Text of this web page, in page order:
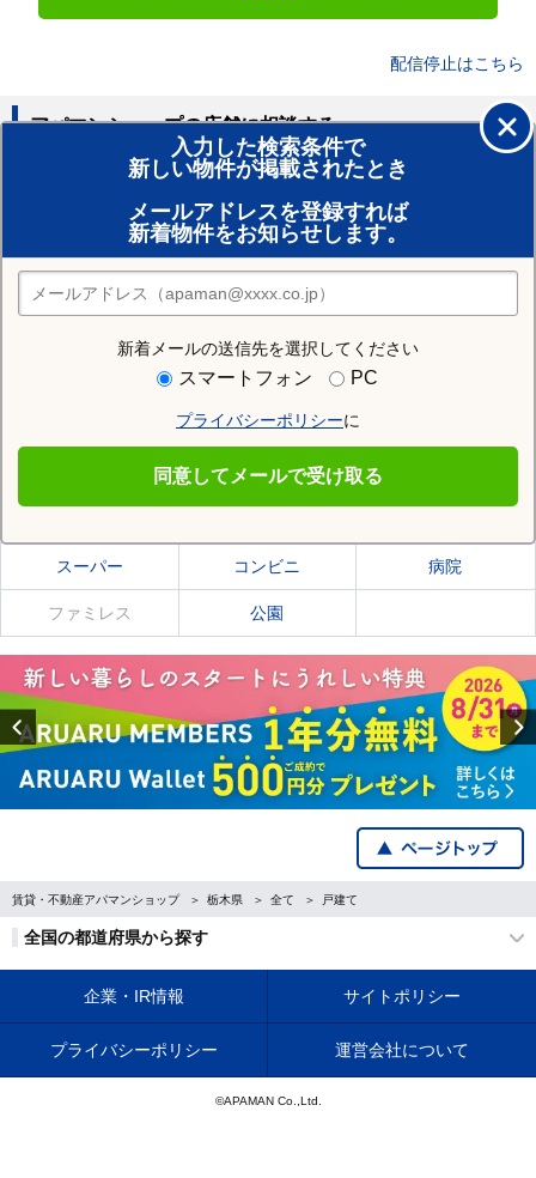
配信停止はこちら
入力した検索条件で
新しい物件が掲載されたとき
メールアドレスを登録すれば
新着物件をお知らせします。
新着メールの送信先を選択してください
スマートフォン PC
プライバシーポリシーに
同意してメールで受け取る
アパマンショップの店舗に相談する
賃貸のプロがお部屋探し！
おまかせ物件リクエスト
住みたい街の店舗を探す
店舗検索
住む街研究所で芳賀郡益子町の情報を見る
芳賀郡益子町の施設一覧
スーパー コンビニ 病院
ファミレス 公園
Previous
賃貸・不動産アパマンショップ 栃木県 全て 戸建て
全国の都道府県から探す
企業・IR情報 サイトポリシー
プライバシーポリシー 運営会社について
©APAMAN Co.,Ltd.